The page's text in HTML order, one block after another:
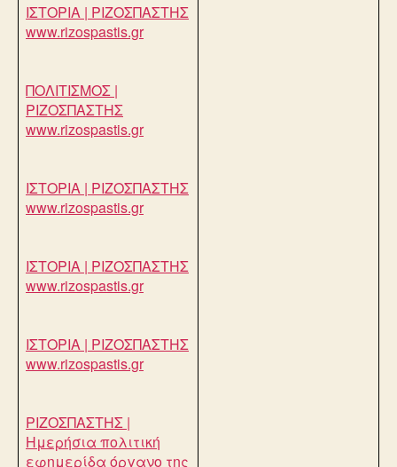
ΙΣΤΟΡΙΑ | ΡΙΖΟΣΠΑΣΤΗΣ
www.rizospastis.gr
ΠΟΛΙΤΙΣΜΟΣ |
ΡΙΖΟΣΠΑΣΤΗΣ
www.rizospastis.gr
ΙΣΤΟΡΙΑ | ΡΙΖΟΣΠΑΣΤΗΣ
www.rizospastis.gr
ΙΣΤΟΡΙΑ | ΡΙΖΟΣΠΑΣΤΗΣ
www.rizospastis.gr
ΙΣΤΟΡΙΑ | ΡΙΖΟΣΠΑΣΤΗΣ
www.rizospastis.gr
ΡΙΖΟΣΠΑΣΤΗΣ |
Ημερήσια πολιτική
εφημερίδα όργανο της